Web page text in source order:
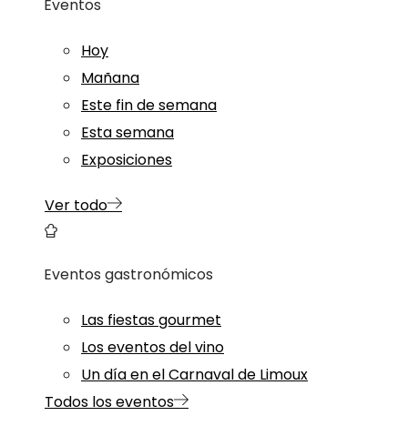
Eventos
Hoy
Mañana
Este fin de semana
Esta semana
Exposiciones
Ver todo
Eventos gastronómicos
Las fiestas gourmet
Los eventos del vino
Un día en el Carnaval de Limoux
Todos los eventos